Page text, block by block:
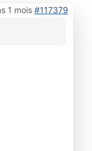
1 mois #117379